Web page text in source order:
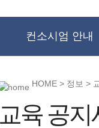
컨소시엄 안내
HOME > 정보 >
교육 공지